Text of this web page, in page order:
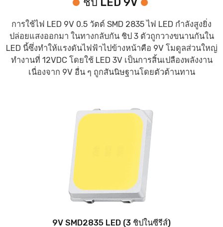
การใช้ไฟ LED 9V 0.5 วัตต์ SMD 2835 ไฟ LED กำลังสูงยิ่ง
ปล่อยแสงออกมา ในทางกลับกัน ชิป 3 ตัวถูกวางขนานกันใน
LED นี้ซึ่งทำให้แรงดันไฟฟ้าไปข้างหน้าคือ 9V โมดูลส่วนใหญ่
ทำงานที่ 12VDC โดยใช้ LED 3V เป็นการสิ้นเปลืองพลังงาน
เนื่องจาก 9V อื่น ๆ ถูกสันนิษฐานโดยตัวต้านทาน
9V SMD2835 LED (3 ชิปในซีรีส์)